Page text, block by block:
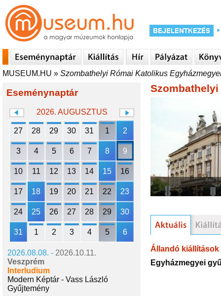
MUSEUM.HU » Szombathelyi Római Katolikus
Eseménynaptár
2026. AUGUSZTUS
27 28 29 30 31 1 2
3 4 5 6 7 8 9
10 11 12 13 14 15 16
17 18 19 20 21 22 23
24 25 26 27 28 29 30
31 1 2 3 4 5 6
2026.08.08. - 2026.10.11.
Veszprém
Interludium
Modern Képtár - Vass László
Gyűjtemény
Állandó kiállítások
Egyházmegyei